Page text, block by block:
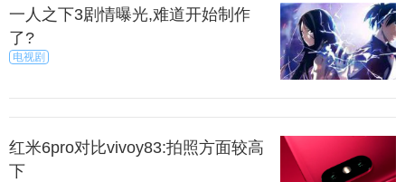
一人之下3剧情曝光,难道开始制作
了?
电视剧
红米6pro对比vivoy83:拍照方面较高
下